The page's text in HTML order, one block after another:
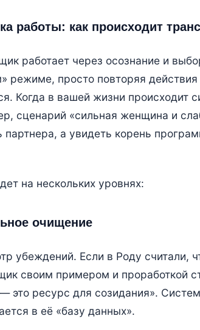
работы: как происходит
работает через осознание и
режиме, просто повторяя
Когда в вашей жизни происходит
сценарий «сильная женщина и
партнера, а увидеть корень
на нескольких уровнях:
очищение
убеждений. Если в Роду считали,
своим примером и проработкой
это ресурс для созидания».
в её «базу данных».